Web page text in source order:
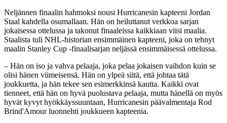
Neljännen finaalin hahmoksi nousi Hurricanesin kapteeni Jordan
Staal kahdella osumallaan. Hän on heiluttanut verkkoa sarjan
jokaisessa ottelussa ja takonut finaaleissa kaikkiaan viisi maalia.
Staalista tuli NHL-historian ensimmäinen kapteeni, joka on tehnyt
maalin Stanley Cup -finaalisarjan neljässä ensimmäisessä ottelussa.
– Hän on iso ja vahva pelaaja, joka pelaa jokaisen vaihdon kuin se
olisi hänen viimeisensä. Hän on ylpeä siitä, että johtaa tätä
joukkuetta, ja hän tekee sen esimerkkinsä kautta. Kaikki ovat
tienneet, että hän on hyvä puolustava pelaaja, mutta hänellä on myös
hyvät kyvyt hyökkäyssuuntaan, Hurricanesin päävalmentaja Rod
Brind'Amour luonnehti joukkueen kapteenia.